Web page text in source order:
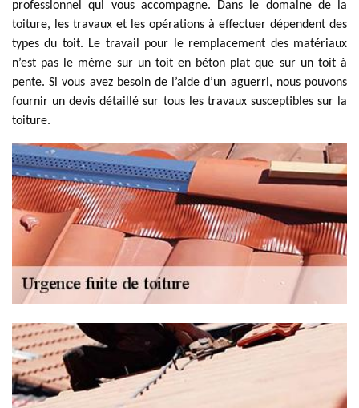
professionnel qui vous accompagne. Dans le domaine de la
toiture, les travaux et les opérations à effectuer dépendent des
types du toit. Le travail pour le remplacement des matériaux
n’est pas le même sur un toit en béton plat que sur un toit à
pente. Si vous avez besoin de l’aide d’un aguerri, nous pouvons
fournir un devis détaillé sur tous les travaux susceptibles sur la
toiture.